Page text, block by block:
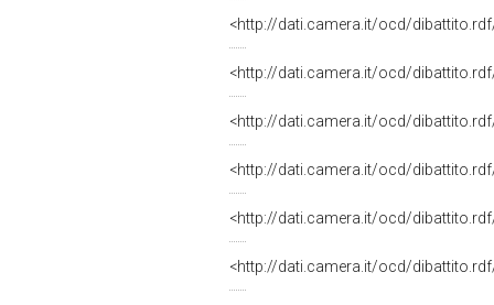
<http://dati.camera.it/ocd/
<http://dati.camera.it/ocd/
<http://dati.camera.it/ocd/
<http://dati.camera.it/ocd/
<http://dati.camera.it/ocd/
<http://dati.camera.it/ocd/